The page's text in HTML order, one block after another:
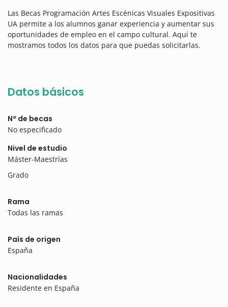
Las Becas Programación Artes Escénicas Visuales Expositivas
UA permite a los alumnos ganar experiencia y aumentar sus
oportunidades de empleo en el campo cultural. Aquí te
mostramos todos los datos para que puedas solicitarlas.
Datos básicos
Nº de becas
No especificado
Nivel de estudio
Máster-Maestrías
Grado
Rama
Todas las ramas
País de origen
España
Nacionalidades
Residente en España